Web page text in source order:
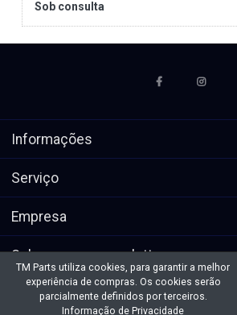
Sob consulta
Informações
Serviço
Empresa
Subscrever a newsletters
* Todos os preços excl. IVA, mais
Direitos de
Parts.
TM Parts utiliza cookies, para garantir a melhor
experiência de compras. Os cookies serão
parcialmente definidos por terceiros.
Informação de Privacidade